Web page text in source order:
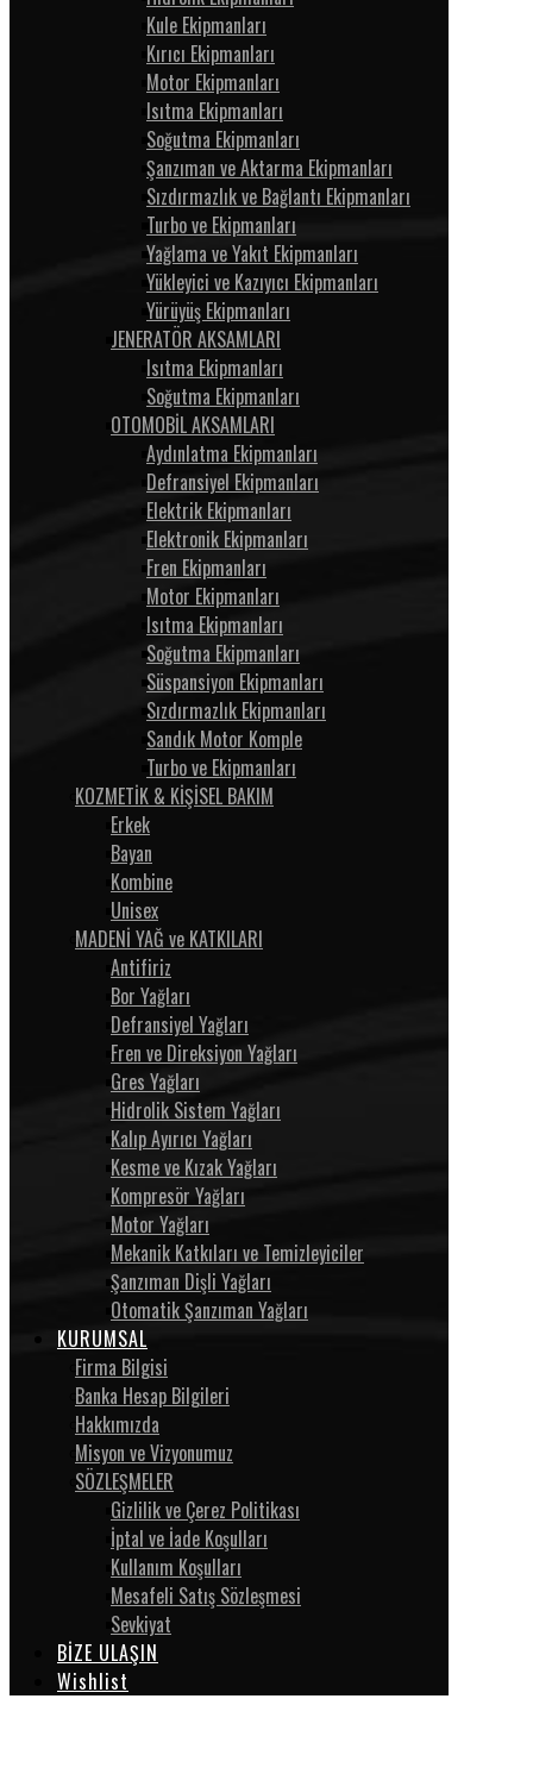
Kule Ekipmanları
Kırıcı Ekipmanları
Motor Ekipmanları
Isıtma Ekipmanları
Soğutma Ekipmanları
Şanzıman ve Aktarma Ekipmanları
Sızdırmazlık ve Bağlantı Ekipmanları
Turbo ve Ekipmanları
Yağlama ve Yakıt Ekipmanları
Yükleyici ve Kazıyıcı Ekipmanları
Yürüyüş Ekipmanları
JENERATÖR AKSAMLARI
Isıtma Ekipmanları
Soğutma Ekipmanları
OTOMOBİL AKSAMLARI
Aydınlatma Ekipmanları
Defransiyel Ekipmanları
Elektrik Ekipmanları
Elektronik Ekipmanları
Fren Ekipmanları
Motor Ekipmanları
Isıtma Ekipmanları
Soğutma Ekipmanları
Süspansiyon Ekipmanları
Sızdırmazlık Ekipmanları
Sandık Motor Komple
Turbo ve Ekipmanları
KOZMETİK & KİŞİSEL BAKIM
Erkek
Bayan
Kombine
Unisex
MADENİ YAĞ ve KATKILARI
Antifiriz
Bor Yağları
Defransiyel Yağları
Fren ve Direksiyon Yağları
Gres Yağları
Hidrolik Sistem Yağları
Kalıp Ayırıcı Yağları
Kesme ve Kızak Yağları
Kompresör Yağları
Motor Yağları
Mekanik Katkıları ve Temizleyiciler
Şanzıman Dişli Yağları
Otomatik Şanzıman Yağları
KURUMSAL
Firma Bilgisi
Banka Hesap Bilgileri
Hakkımızda
Misyon ve Vizyonumuz
SÖZLEŞMELER
Gizlilik ve Çerez Politikası
İptal ve İade Koşulları
Kullanım Koşulları
Mesafeli Satış Sözleşmesi
Sevkiyat
BİZE ULAŞIN
Wishlist